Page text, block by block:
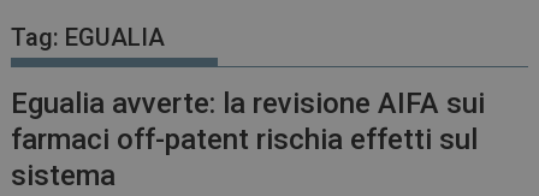
Tag: EGUALIA
Egualia avverte: la revisione AIFA sui
farmaci off-patent rischia effetti sul
sistema